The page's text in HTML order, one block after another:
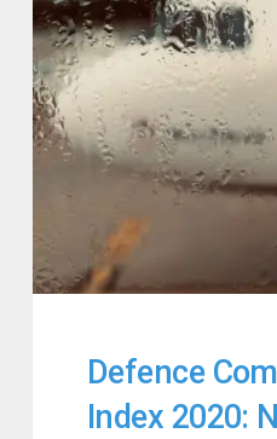
Defence
Index 2020: